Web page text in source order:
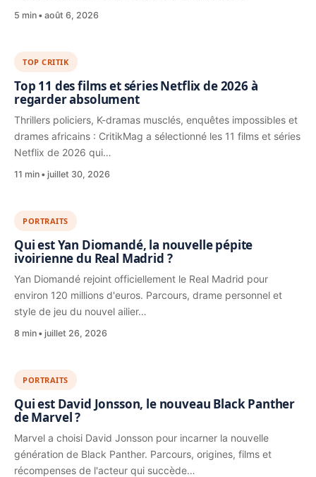
5 min août 6, 2026
TOP CRITIK
Top 11 des films et séries Netflix de 2026 à
regarder absolument
Thrillers policiers, K-dramas musclés, enquêtes impossibles et
drames africains : CritikMag a sélectionné les 11 films et séries
Netflix de 2026 qui…
11 min juillet 30, 2026
PORTRAITS
Qui est Yan Diomandé, la nouvelle pépite
ivoirienne du Real Madrid ?
Yan Diomandé rejoint officiellement le Real Madrid pour
environ 120 millions d'euros. Parcours, drame personnel et
style de jeu du nouvel ailier…
8 min juillet 26, 2026
PORTRAITS
Qui est David Jonsson, le nouveau Black Panther
de Marvel ?
Marvel a choisi David Jonsson pour incarner la nouvelle
génération de Black Panther. Parcours, origines, films et
récompenses de l'acteur qui succède…